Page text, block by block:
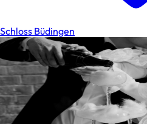
Schloss Büdingen